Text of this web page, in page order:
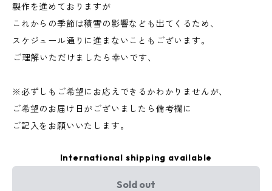
製作を進めておりますが
これからの季節は積雪の影響なども出てくるため、
スケジュール通りに進まないこともございます。
⁡ご理解いただけましたら幸いです、
※必ずしもご希望にお応えできるかわかりませんが、
ご希望のお届け日がございましたら備考欄に
ご記入をお願いいたします。 ⁡
International shipping available
Sold out